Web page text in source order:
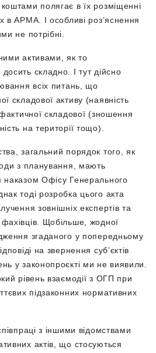
полягає в їх розміщенні
в АРМА. І особливі розʼяснення
не потрібні.
активами, як то
складно. І тут дійсно
всіх питань, що
складової активу (наявність
складової (зношення
на території тощо).
загальний порядок того, як
з планування, мають
наказом Офісу Генерального
тоді розробка цього акта
зовнішніх експертів та
Щобільше, жодної
згаданого у попередньому
на звернення субʼєктів
у законопроєкті ми не виявили.
рівень взаємодії з ОГП при
підзаконних нормативних
з іншими відомствами
актів, що стосуються